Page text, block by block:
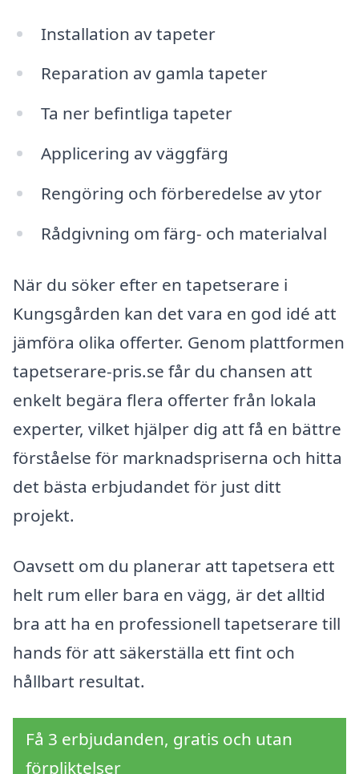
Installation av tapeter
Reparation av gamla tapeter
Ta ner befintliga tapeter
Applicering av väggfärg
Rengöring och förberedelse av ytor
Rådgivning om färg- och materialval
När du söker efter en tapetserare i
Kungsgården kan det vara en god idé att
jämföra olika offerter. Genom plattformen
tapetserare-pris.se får du chansen att
enkelt begära flera offerter från lokala
experter, vilket hjälper dig att få en bättre
förståelse för marknadspriserna och hitta
det bästa erbjudandet för just ditt
projekt.
Oavsett om du planerar att tapetsera ett
helt rum eller bara en vägg, är det alltid
bra att ha en professionell tapetserare till
hands för att säkerställa ett fint och
hållbart resultat.
Få 3 erbjudanden, gratis och utan
förpliktelser